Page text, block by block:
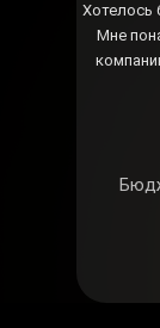
Хотелось
Мне